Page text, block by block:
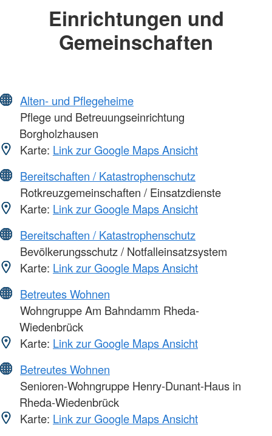
Einrichtungen und
Gemeinschaften
Alten- und Pflegeheime
Pflege und Betreuungseinrichtung
Borgholzhausen
Karte: Link zur Google Maps Ansicht
Bereitschaften / Katastrophenschutz
Rotkreuzgemeinschaften / Einsatzdienste
Karte: Link zur Google Maps Ansicht
Bereitschaften / Katastrophenschutz
Bevölkerungsschutz / Notfalleinsatzsystem
Karte: Link zur Google Maps Ansicht
Betreutes Wohnen
Wohngruppe Am Bahndamm Rheda-
Wiedenbrück
Karte: Link zur Google Maps Ansicht
Betreutes Wohnen
Senioren-Wohngruppe Henry-Dunant-Haus in
Rheda-Wiedenbrück
Karte: Link zur Google Maps Ansicht